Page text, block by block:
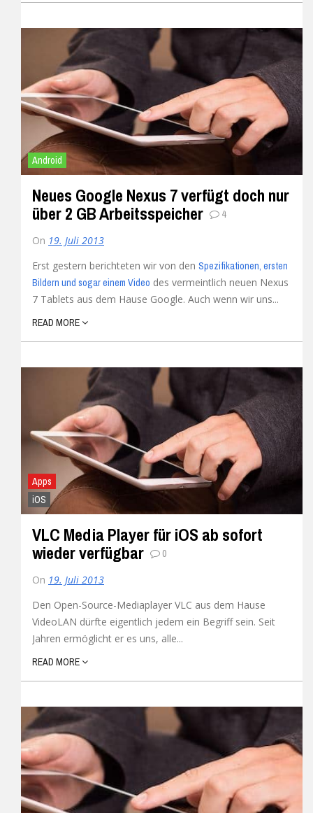
Android
Neues Google Nexus 7 verfügt doch nur
über 2 GB Arbeitsspeicher
4
On 19. Juli 2013
Erst gestern berichteten wir von den Spezifikationen, ersten
Bildern und sogar einem Video des vermeintlich neuen Nexus
7 Tablets aus dem Hause Google. Auch wenn wir uns...
READ MORE
Apps
iOS
VLC Media Player für iOS ab sofort
wieder verfügbar
0
On 19. Juli 2013
Den Open-Source-Mediaplayer VLC aus dem Hause
VideoLAN dürfte eigentlich jedem ein Begriff sein. Seit
Jahren ermöglicht er es uns, alle...
READ MORE